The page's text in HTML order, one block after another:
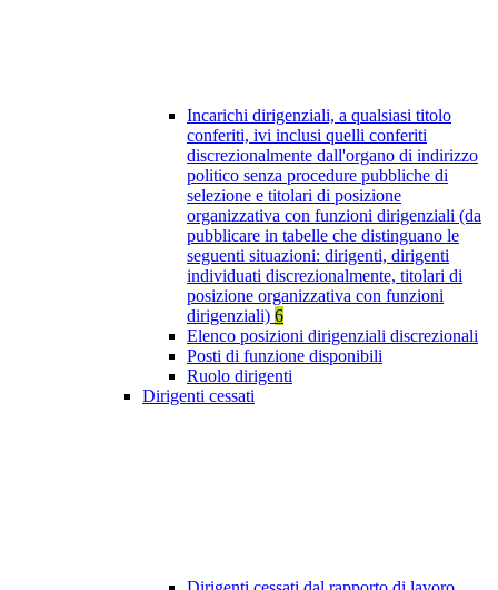
Incarichi dirigenziali, a qualsiasi titolo
conferiti, ivi inclusi quelli conferiti
discrezionalmente dall'organo di indirizzo
politico senza procedure pubbliche di
selezione e titolari di posizione
organizzativa con funzioni dirigenziali (da
pubblicare in tabelle che distinguano le
seguenti situazioni: dirigenti, dirigenti
individuati discrezionalmente, titolari di
posizione organizzativa con funzioni
dirigenziali) 6
Elenco posizioni dirigenziali discrezionali
Posti di funzione disponibili
Ruolo dirigenti
Dirigenti cessati